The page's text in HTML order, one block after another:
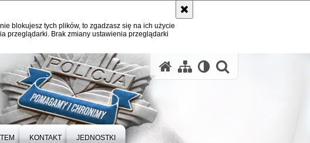
blokujesz tych plików, to zgadzasz się na ich użycie
przeglądarki. Brak zmiany ustawienia przeglądarki
KONTAKT JEDNOSTKI